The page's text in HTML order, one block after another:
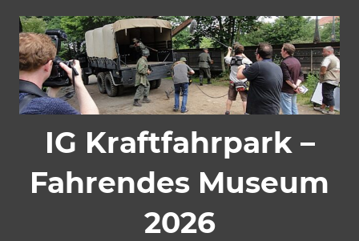
Inhalt
springen
IG Kraftfahrpark –
Fahrendes Museum
2026